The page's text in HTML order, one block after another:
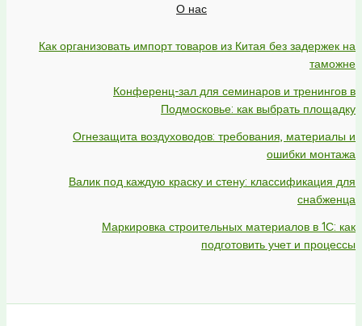
О нас
Как организовать импорт товаров из Китая без задержек на
таможне
Конференц-зал для семинаров и тренингов в
Подмосковье: как выбрать площадку
Огнезащита воздуховодов: требования, материалы и
ошибки монтажа
Валик под каждую краску и стену: классификация для
снабженца
Маркировка строительных материалов в 1С: как
подготовить учет и процессы